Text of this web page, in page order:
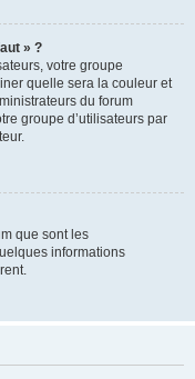
» ?
votre groupe
quelle sera la couleur et
du forum
groupe d’utilisateurs par
que sont les
informations